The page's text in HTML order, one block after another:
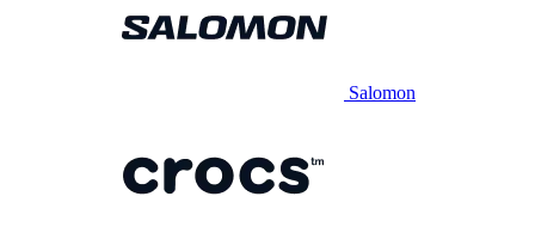
Salomon